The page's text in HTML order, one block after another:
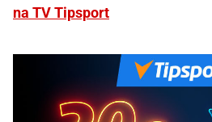
na TV Tipsport